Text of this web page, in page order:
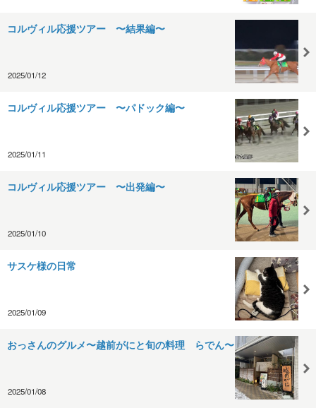
コルヴィル応援ツアー 〜結果編〜
2025/01/12
コルヴィル応援ツアー 〜パドック編〜
2025/01/11
コルヴィル応援ツアー 〜出発編〜
2025/01/10
サスケ様の日常
2025/01/09
おっさんのグルメ〜越前がにと旬の料理 らでん〜
2025/01/08